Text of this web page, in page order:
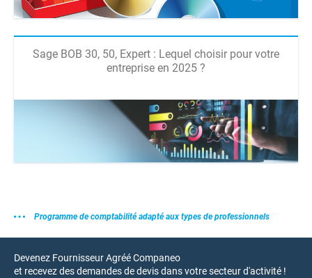
Sage BOB 30, 50, Expert : Lequel choisir pour votre
entreprise en 2025 ?
Programme de comptabilité adapté aux types de professionnels
Devenez Fournisseur Agréé Companeo
et recevez des demandes de devis dans votre secteur d'activité !